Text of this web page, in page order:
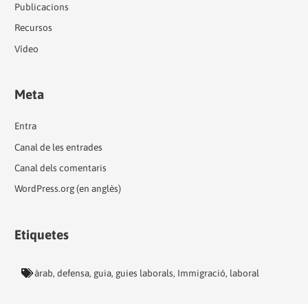
Publicacions
Recursos
Vídeo
Meta
Entra
Canal de les entrades
Canal dels comentaris
WordPress.org (en anglès)
Etiquetes
àrab,defensa, guia, guies laborals, Immigració, laboral